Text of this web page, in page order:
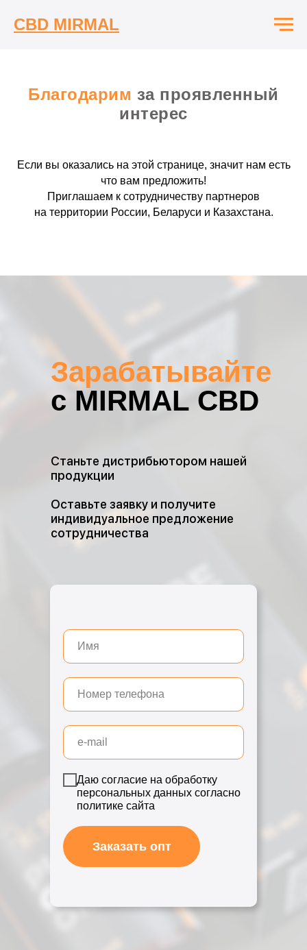
CBD MIRMAL
Благодарим за проявленный
интерес
Если вы оказались на этой странице, значит нам есть
что вам предложить!
Приглашаем к сотрудничеству партнеров
на территории России, Беларуси и Казахстана.
Зарабатывайте
с MIRMAL CBD
Станьте дистрибьютором нашей
продукции
Оставьте заявку и получите
индивидуальное предложение
сотрудничества
Даю согласие на обработку
персональных данных согласно
политике сайта
Заказать опт